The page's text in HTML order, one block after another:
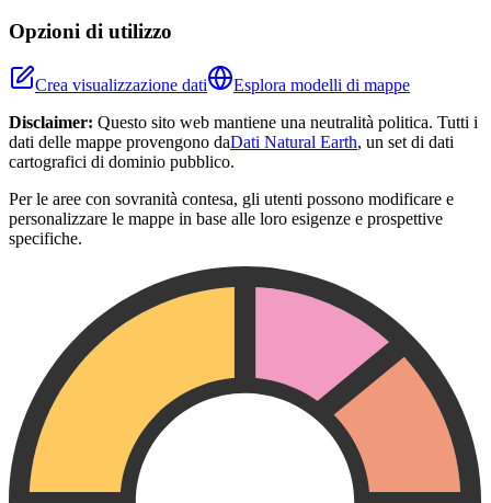
Opzioni di utilizzo
Crea visualizzazione dati
Esplora modelli di mappe
Disclaimer: Questo sito web mantiene una neutralità politica. Tutti i
dati delle mappe provengono daDati Natural Earth, un set di dati
cartografici di dominio pubblico.
Per le aree con sovranità contesa, gli utenti possono modificare e
personalizzare le mappe in base alle loro esigenze e prospettive
specifiche.